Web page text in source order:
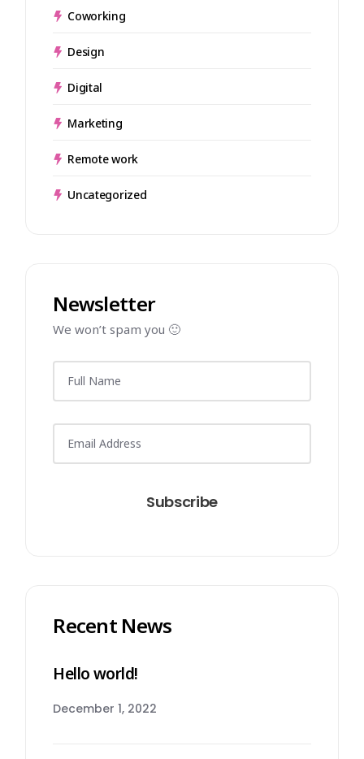
Coworking
Design
Digital
Marketing
Remote work
Uncategorized
Newsletter
We won’t spam you 🙂
Subscribe
Recent News
Hello world!
December 1, 2022